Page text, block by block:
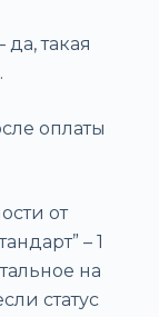
такая
оплаты
от
– 1
на
статус